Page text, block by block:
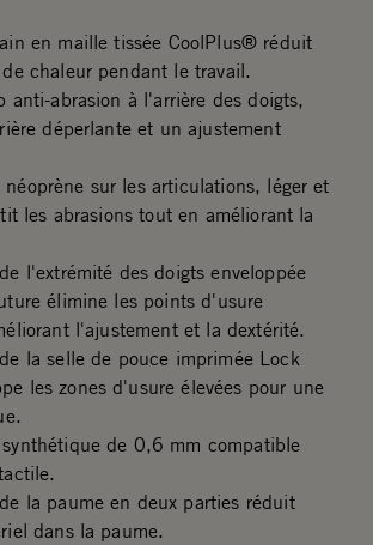
en maille tissée CoolPlus® réduit
chaleur pendant le travail.
anti-abrasion à l'arrière des doigts,
déperlante et un ajustement
sur les articulations, léger et
les abrasions tout en améliorant la
l'extrémité des doigts enveloppée
élimine les points d'usure
l'ajustement et la dextérité.
la selle de pouce imprimée Lock
les zones d'usure élevées pour une
de 0,6 mm compatible
la paume en deux parties réduit
dans la paume.